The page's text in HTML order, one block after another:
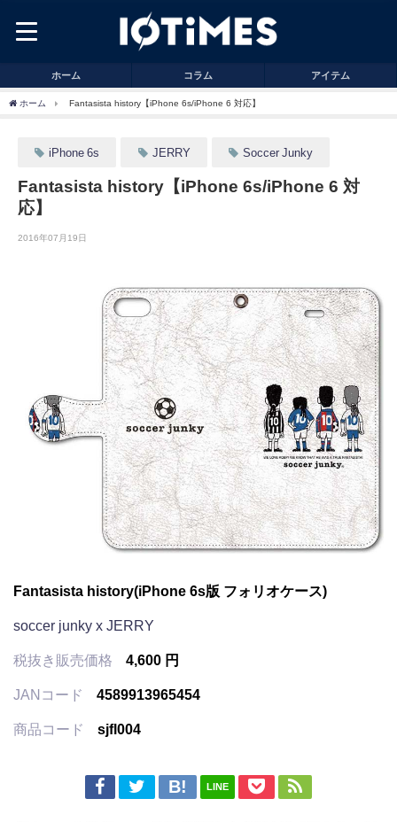
ホーム コラム アイテム
ホーム Fantasista history【iPhone 6s/iPhone 6 対応】
iPhone 6s JERRY Soccer Junky
Fantasista history【iPhone 6s/iPhone 6 対
応】
2016年07月19日
Fantasista history(iPhone 6s版 フォリオケース)
soccer junky x JERRY
税抜き販売価格 4,600 円
JANコード 4589913965454
商品コード sjfl004
LINE